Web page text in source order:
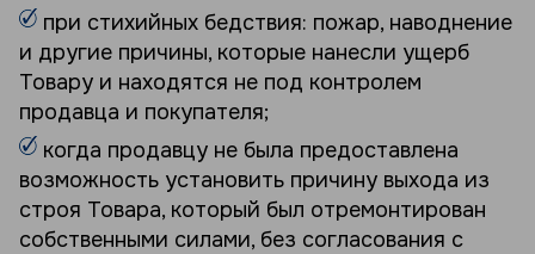
при стихийных бедствия: пожар, наводнение
и другие причины, которые нанесли ущерб
Товару и находятся не под контролем
продавца и покупателя;
когда продавцу не была предоставлена
возможность установить причину выхода из
строя Товара, который был отремонтирован
собственными силами, без согласования с